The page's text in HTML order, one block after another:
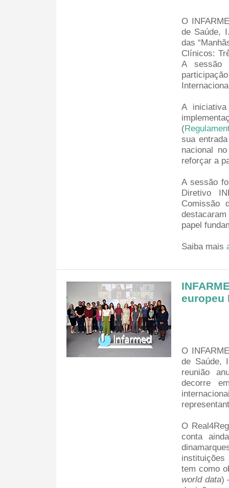
O
de Saúde,
das
Clínicos:
A sessão
A
(
sua
nacional
reforçar a
A sessão
Diretivo
Comissão
papel
Saiba mais
europeu
O
de Saúde,
reunião
decorre
O
conta
instituições
tem como
world data)